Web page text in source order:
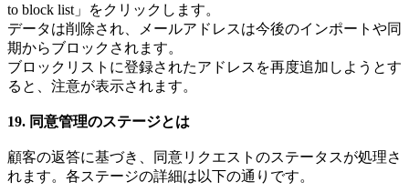
to block list」をクリックします。
データは削除され、メールアドレスは今後のインポートや同
期からブロックされます。
ブロックリストに登録されたアドレスを再度追加しようとす
ると、注意が表示されます。
19. 同意管理のステージとは
顧客の返答に基づき、同意リクエストのステータスが処理さ
れます。各ステージの詳細は以下の通りです。